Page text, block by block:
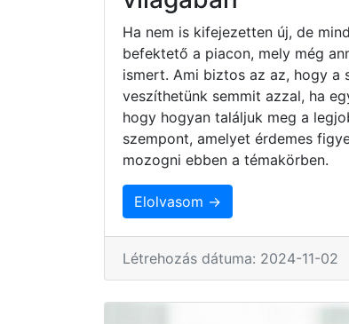
Ha nem is kifejezetten új, de
befektető a piacon, mely még
ismert. Ami biztos az az, hogy a
veszíthetünk semmit azzal, ha
hogy hogyan találjuk meg a
szempont, amelyet érdemes
mozogni ebben a témakörben.
Elolvasom →
Létrehozás dátuma: 2024-11-02